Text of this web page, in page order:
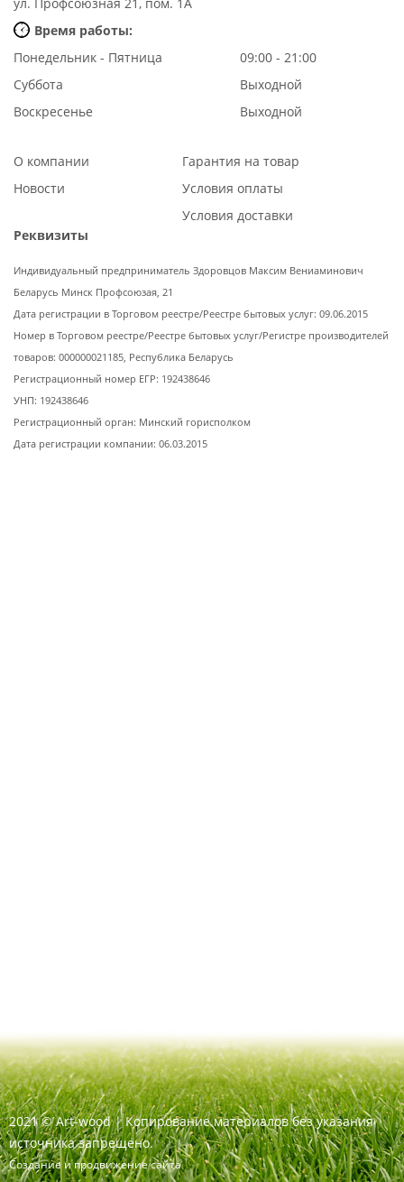
Время работы:
Понедельник - Пятница
09:00 - 21:00
Суббота
Выходной
Воскресенье
Выходной
О компании
Новости
Гарантия на товар
Условия оплаты
Условия доставки
Реквизиты
Индивидуальный предприниматель Здоровцов Максим Вениаминович
Беларусь Минск Профсоюзая, 21
Дата регистрации в Торговом реестре/Реестре бытовых услуг: 09.06.2015
Номер в Торговом реестре/Реестре бытовых услуг/Регистре производителей
товаров: 000000021185, Республика Беларусь
Регистрационный номер ЕГР: 192438646
УНП: 192438646
Регистрационный орган: Минский горисполком
Дата регистрации компании: 06.03.2015
2021 ©Art-wood |Копирование материалов без указания
источника запрещено.
Создание и продвижение сайта